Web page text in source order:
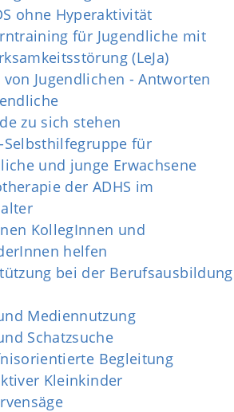
ohne Hyperaktivität
für Jugendliche mit
(LeJa)
von Jugendlichen - Antworten
zu sich stehen
Selbsthilfegruppe für
und junge Erwachsene
der ADHS im
KollegInnen und
helfen
bei der Berufsausbildung
Mediennutzung
Schatzsuche
Begleitung
Kleinkinder